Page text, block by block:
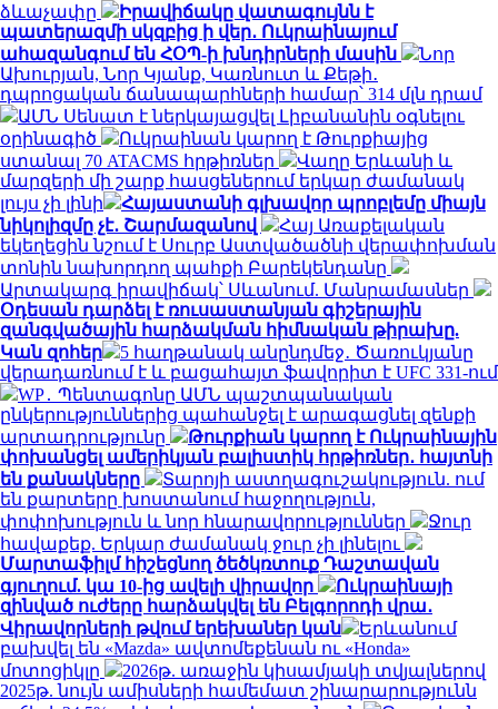
ձևաչափը
Իրավիճակը վատագույնն է
պատերազմի սկզբից ի վեր․ Ուկրաինայում
ահազանգում են ՀՕՊ-ի խնդիրների մասին
Նոր
Ախուրյան, Նոր Կյանք, Կառնուտ և Քեթի․
դպրոցական ճանապարհների համար՝ 314 մլն դրամ
ԱՄՆ Սենատ է ներկայացվել Լիբանանին օգնելու
օրինագիծ
Ուկրաինան կարող է Թուրքիայից
ստանալ 70 ATACMS հրթիռներ
Վաղը Երևանի և
մարզերի մի շարք հասցեներում երկար ժամանակ
լույս չի լինի
Հայաստանի գլխավոր պրոբլեմը միայն
նիկոլիզմը չէ․ Շարմազանով
Հայ Առաքելական
եկեղեցին նշում է Սուրբ Աստվածածնի վերափոխման
տոնին նախորդող պահքի Բարեկենդանը
Արտակարգ իրավիճակ՝ Սևանում. Մանրամասներ
Օդեսան դարձել է ռուսաստանյան գիշերային
զանգվածային հարձակման հիմնական թիրախը.
Կան զոհեր
5 հաղթանակ անընդմեջ․ Ծառուկյանը
վերադառնում է և բացահայտ ֆավորիտ է UFC 331-ում
WP․ Պենտագոնը ԱՄՆ պաշտպանական
ընկերություններից պահանջել է արագացնել զենքի
արտադրությունը
Թուրքիան կարող է Ուկրաինային
փոխանցել ամերիկյան բալիստիկ հրթիռներ․ հայտնի
են քանակները
Տարոյի աստղագուշակություն. ում
են քարտերը խոստանում հաջողություն,
փոփոխություն և նոր հնարավորություններ
Ջուր
հավաքեք. Երկար ժամանակ ջուր չի լինելու
Մարտաֆիլմ հիշեցնող ծեծկռտուք Դաշտավան
գյուղում. կա 10-ից ավելի վիրավոր
Ուկրաինայի
զինված ուժերը հարձակվել են Բելգորոդի վրա․
Վիրավորների թվում երեխաներ կան
Երևանում
բախվել են «Mazda» ավտոմեքենան ու «Honda»
մոտոցիկլը
2026թ. առաջին կիսամյակի տվյալներով
2025թ. նույն ամիսների համեմատ շինարարությունն